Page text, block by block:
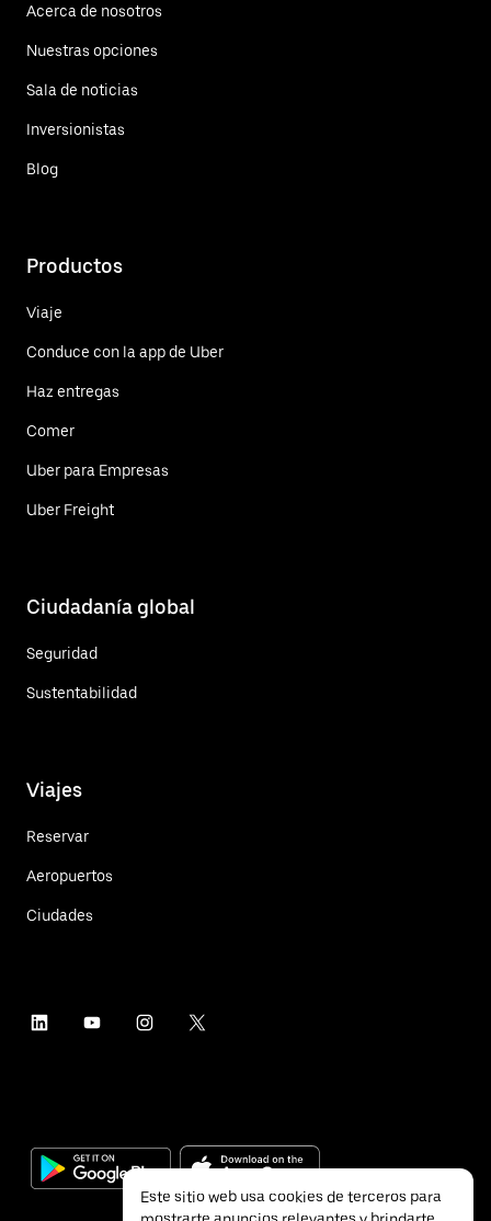
Acerca de nosotros
Nuestras opciones
Sala de noticias
Inversionistas
Blog
Productos
Viaje
Conduce con la app de Uber
Haz entregas
Comer
Uber para Empresas
Uber Freight
Ciudadanía global
Seguridad
Sustentabilidad
Viajes
Reservar
Aeropuertos
Ciudades
Este sitio web usa cookies de terceros para